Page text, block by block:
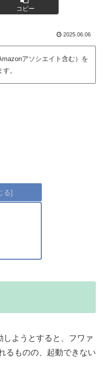
コピー
2025.06.06
アソシエイト含む）を
。
ようとすると、フワァ
るものの、起動できない